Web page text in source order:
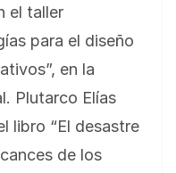
el taller
para el diseño
en la
Plutarco Elías
libro “El desastre
de los